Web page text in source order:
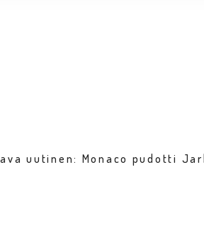
uutinen: Monaco pudotti